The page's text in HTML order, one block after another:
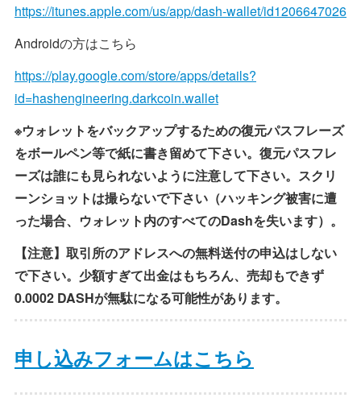
https://itunes.apple.com/us/app/dash-wallet/id1206647026
Androidの方はこちら
https://play.google.com/store/apps/details?
id=hashengineering.darkcoin.wallet
※ウォレットをバックアップするための復元パスフレーズ
をボールペン等で紙に書き留めて下さい。復元パスフレ
ーズは誰にも見られないように注意して下さい。スクリ
ーンショットは撮らないで下さい（ハッキング被害に遭
った場合、ウォレット内のすべてのDashを失います）。
【注意】取引所のアドレスへの無料送付の申込はしない
で下さい。少額すぎて出金はもちろん、売却もできず
0.0002 DASHが無駄になる可能性があります。
申し込みフォームはこちら